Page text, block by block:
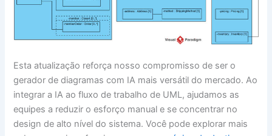
Esta atualização reforça nosso compromisso de ser o
gerador de diagramas com IA mais versátil do mercado. Ao
integrar a IA ao fluxo de trabalho de UML, ajudamos as
equipes a reduzir o esforço manual e se concentrar no
design de alto nível do sistema. Você pode explorar mais